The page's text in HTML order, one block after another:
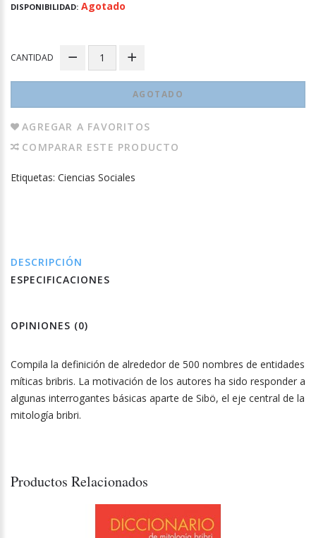
DISPONIBILIDAD: Agotado
CANTIDAD
AGOTADO
AGREGAR A FAVORITOS
COMPARAR ESTE PRODUCTO
Etiquetas: Ciencias Sociales
DESCRIPCIÓN
ESPECIFICACIONES
OPINIONES (0)
Compila la definición de alrededor de 500 nombres de entidades
míticas bribris. La motivación de los autores ha sido responder a
algunas interrogantes básicas aparte de Sibö, el eje central de la
mitología bribri.
Productos Relacionados